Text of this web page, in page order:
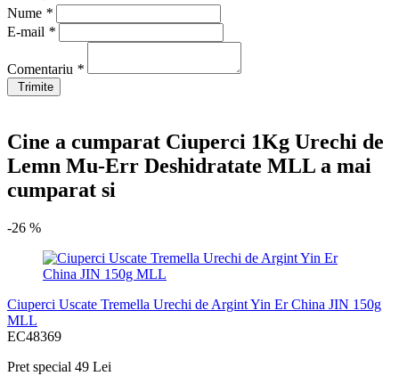
Nume *
E-mail *
Comentariu *
Trimite
Cine a cumparat Ciuperci 1Kg Urechi de
Lemn Mu-Err Deshidratate MLL a mai
cumparat si
-26 %
Ciuperci Uscate Tremella Urechi de Argint Yin Er China JIN 150g
MLL
EC48369
Pret special 49 Lei